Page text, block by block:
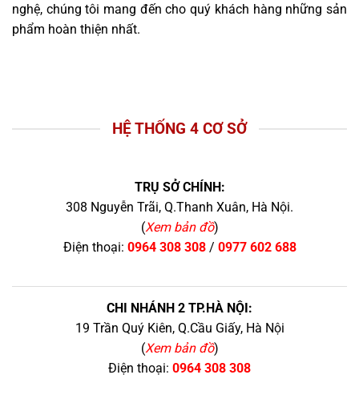
nghệ, chúng tôi mang đến cho quý khách hàng những sản
phẩm hoàn thiện nhất.
HỆ THỐNG 4 CƠ SỞ
TRỤ SỞ CHÍNH:
308 Nguyễn Trãi, Q.Thanh Xuân, Hà Nội.
(Xem bản đồ)
Điện thoại: 0964 308 308/ 0977 602 688
CHI NHÁNH 2 TP.HÀ NỘI:
19 Trần Quý Kiên, Q.Cầu Giấy, Hà Nội
(Xem bản đồ)
Điện thoại: 0964 308 308